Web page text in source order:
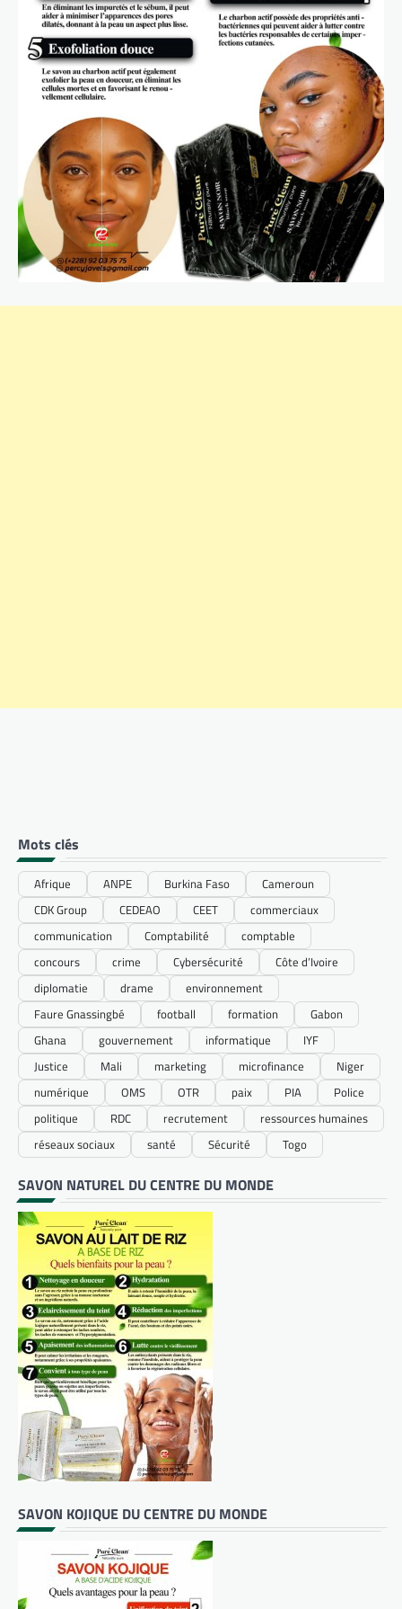
Mots clés
Afrique ANPE Burkina Faso
Cameroun
CDK Group
CEDEAO CEET
commerciaux
communication
Comptabilité
comptable
concours
crime Cybersécurité
Côte d’Ivoire
diplomatie
drame
environnement
Faure Gnassingbé
football formation
Gabon
Ghana
gouvernement informatique
IYF
Justice
Mali marketing microfinance
Niger
numérique
OMS OTR paix PIA
Police
politique
RDC recrutement
ressources humaines
réseaux sociaux
santé Sécurité Togo
SAVON NATUREL DU CENTRE DU MONDE
SAVON KOJIQUE DU CENTRE DU MONDE